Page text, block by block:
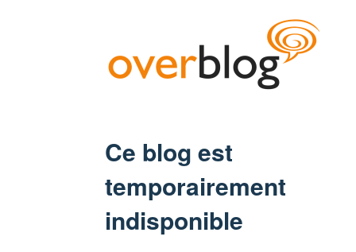
Ce blog est
temporairement
indisponible